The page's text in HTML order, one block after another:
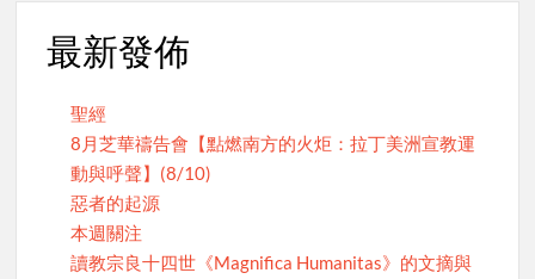
最新發佈
聖經
8月芝華禱告會【點燃南方的火炬：拉丁美洲宣教運
動與呼聲】(8/10)
惡者的起源
本週關注
讀教宗良十四世《Magnifica Humanitas》的文摘與